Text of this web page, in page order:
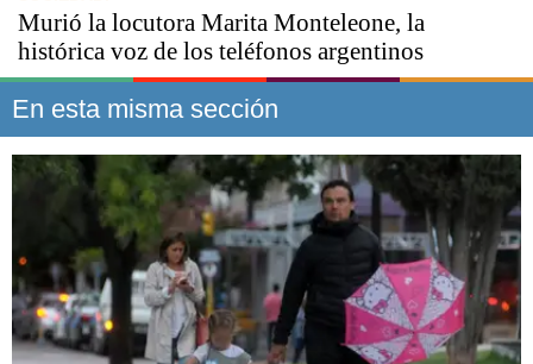
Murió la locutora Marita Monteleone, la
histórica voz de los teléfonos argentinos
En esta misma sección